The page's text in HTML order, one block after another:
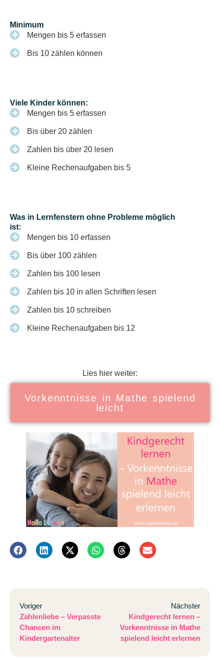
Minimum
Mengen bis 5 erfassen
Bis 10 zählen können
Viele Kinder können:
Mengen bis 5 erfassen
Bis über 20 zählen
Zahlen bis über 20 lesen
Kleine Rechenaufgaben bis 5
Was in Lernfenstern ohne Probleme möglich
ist:
Mengen bis 10 erfassen
Bis über 100 zählen
Zahlen bis 100 lesen
Zahlen bis 10 in allen Schriften lesen
Zahlen bis 10 schreiben
Kleine Rechenaufgaben bis 12
Lies hier weiter:
Vorkenntnisse in Mathe spielend
leicht
Voriger
Zahlenliebe – Verpasste
Chancen im
Kindergartenalter
Nächster
Kindgerecht lernen –
Vorkenntnisse in Mathe
spielend leicht erlernen